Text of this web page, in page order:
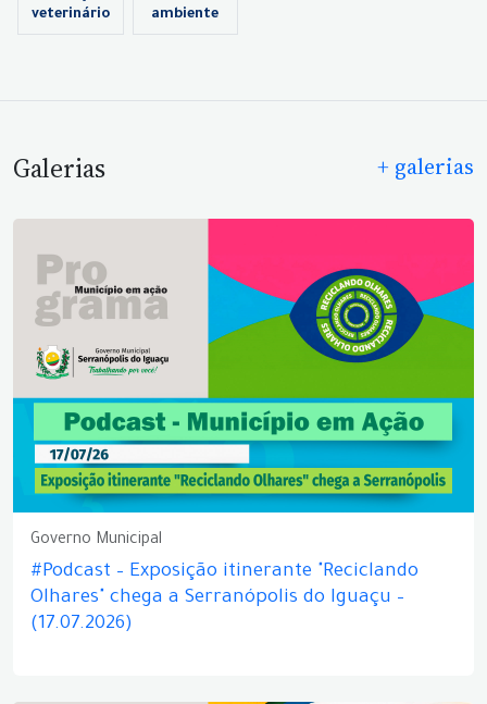
veterinário
ambiente
Galerias + galerias
Governo Municipal
#Podcast – Exposição itinerante "Reciclando
Olhares" chega a Serranópolis do Iguaçu –
(17.07.2026)